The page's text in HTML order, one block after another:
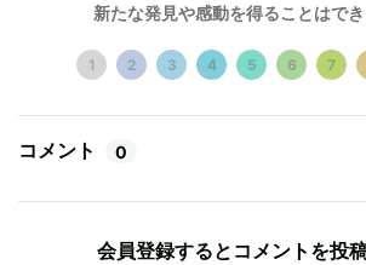
新たな発見や感動を得ることはで
1 2 3 4 5 6 7
コメント 0
会員登録するとコメントを投